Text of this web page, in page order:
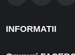
INFORMATII